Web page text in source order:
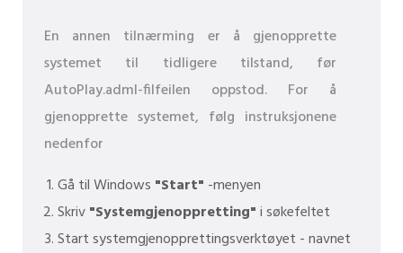
En annen tilnærming er å gjenopprette
systemet til tidligere tilstand, før
AutoPlay.adml-filfeilen oppstod. For å
gjenopprette systemet, følg instruksjonene
nedenfor
Gå til Windows "Start" -menyen
Skriv"Systemgjenoppretting"i søkefeltet
Start systemgjenopprettingsverktøyet - navnet